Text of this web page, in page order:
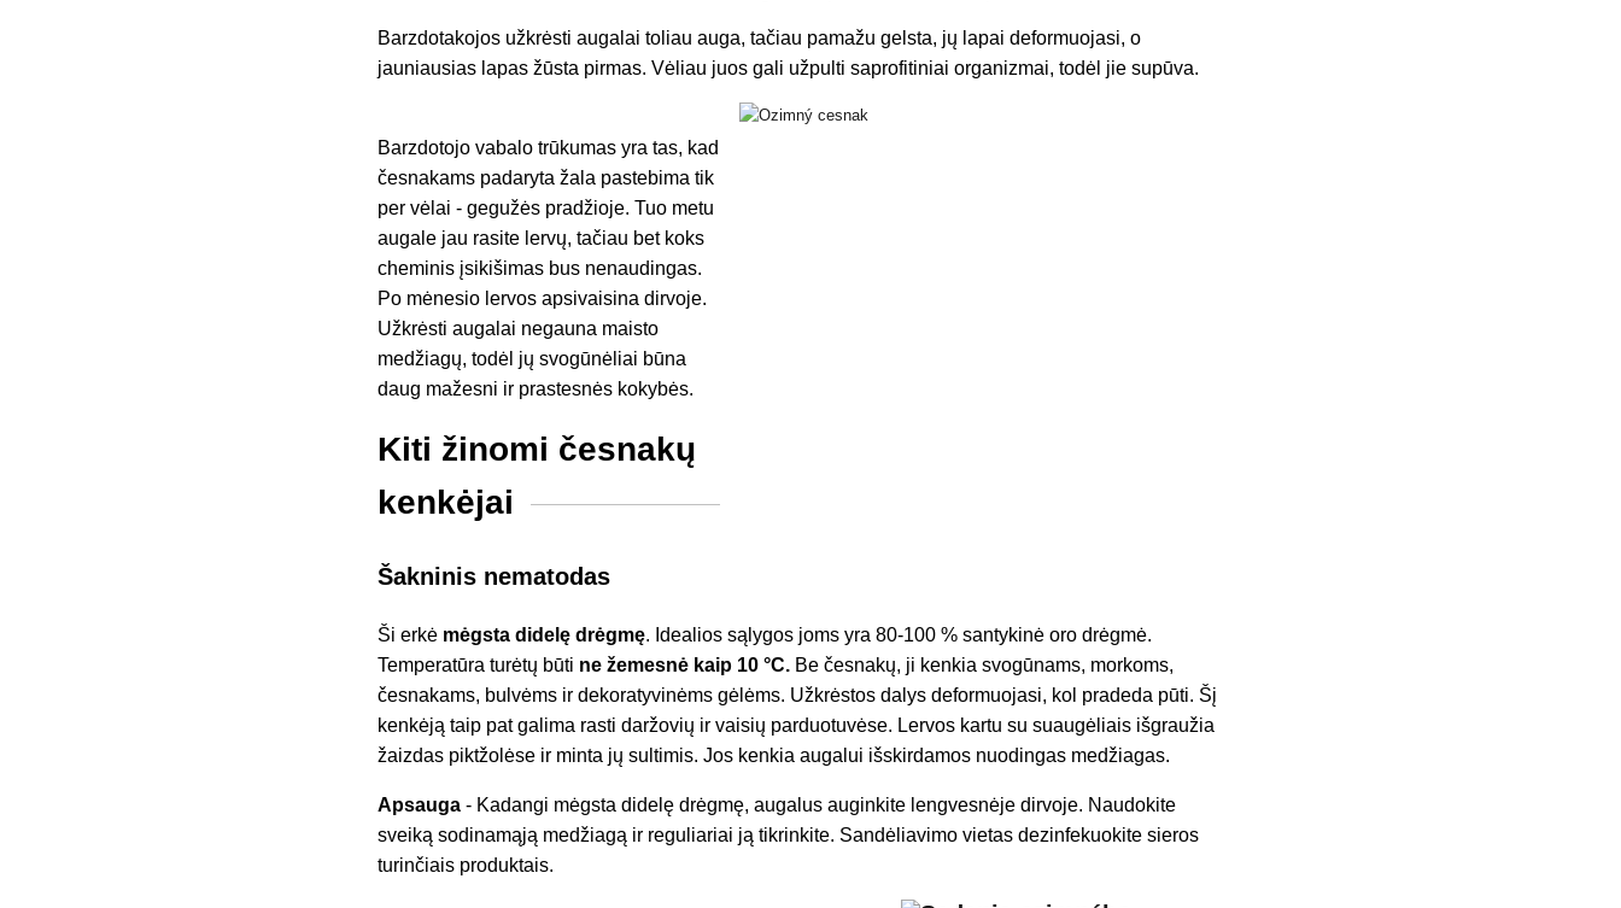
Barzdotakojos užkrėsti augalai toliau auga, tačiau pamažu gelsta, jų lapai deformuojasi, o
jauniausias lapas žūsta pirmas. Vėliau juos gali užpulti saprofitiniai organizmai, todėl jie supūva.
Barzdotojo vabalo trūkumas yra tas, kad
česnakams padaryta žala pastebima tik
per vėlai - gegužės pradžioje. Tuo metu
augale jau rasite lervų, tačiau bet koks
cheminis įsikišimas bus nenaudingas.
Po mėnesio lervos apsivaisina dirvoje.
Užkrėsti augalai negauna maisto
medžiagų, todėl jų svogūnėliai būna
daug mažesni ir prastesnės kokybės.
Kiti žinomi česnakų
kenkėjai
Šakninis nematodas
Ši erkė mėgsta didelę drėgmę. Idealios sąlygos joms yra 80-100 % santykinė oro drėgmė.
Temperatūra turėtų būti ne žemesnė kaip 10 °C. Be česnakų, ji kenkia svogūnams, morkoms,
česnakams, bulvėms ir dekoratyvinėms gėlėms. Užkrėstos dalys deformuojasi, kol pradeda pūti. Šį
kenkėją taip pat galima rasti daržovių ir vaisių parduotuvėse. Lervos kartu su suaugėliais išgraužia
žaizdas piktžolėse ir minta jų sultimis. Jos kenkia augalui išskirdamos nuodingas medžiagas.
Apsauga- Kadangi mėgsta didelę drėgmę, augalus auginkite lengvesnėje dirvoje. Naudokite
sveiką sodinamąją medžiagą ir reguliariai ją tikrinkite. Sandėliavimo vietas dezinfekuokite sieros
turinčiais produktais.